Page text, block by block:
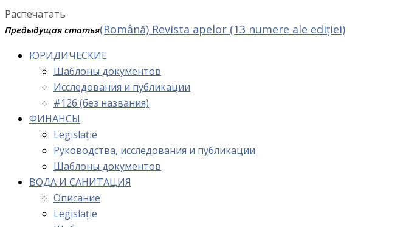
Распечатать
Предыдущая статья(Română) Revista apelor (13 numere ale ediției)
ЮРИДИЧЕСКИЕ
Шаблоны документов
Исследования и публикации
#126 (без названия)
ФИНАНСЫ
Legislație
Руководства, исследования и публикации
Шаблоны документов
ВОДА И САНИТАЦИЯ
Описание
Legislație